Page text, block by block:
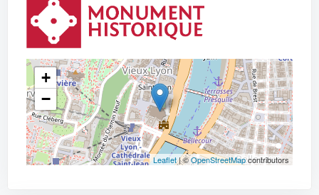
+
−
Leaflet| ©OpenStreetMapcontributors